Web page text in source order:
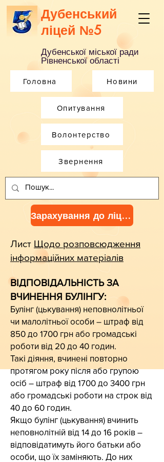
Дубенський
ліцей №5
Дубенської міської ради
Рівненської області
Головна Новини
Опитування
Зарахування до ліцею
Волонтерство
Звернення
Лист Щодо розповсюдження
інформаційних матеріалів
ВІДПОВІДАЛЬНІСТЬ ЗА
ВЧИНЕННЯ БУЛІНГУ:
Булінг (цькування) неповнолітньої
чи малолітньої особи – штраф від
850 до 1700 грн або громадські
роботи від 20 до 40 годин.
Такі діяння, вчинені повторно
протягом року після або групою
осіб – штраф від 1700 до 3400 грн
або громадські роботи на строк від
40 до 60 годин.
Якщо булінг (цькування) вчинить
неповнолітній від 14 до 16 років –
відповідатимуть його батьки або
особи, що їх заміняють. До них